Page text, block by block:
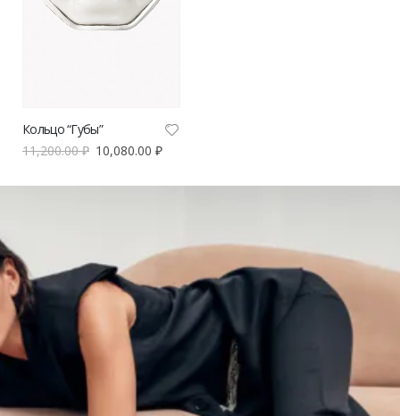
Кольцо “Губы”
11,200.00₽ 10,080.00 ₽
Контакты
Сотрудничество с дизайнерами
Оферта
Политика конфиденциальности
© 2016-2026 | VERESK studio